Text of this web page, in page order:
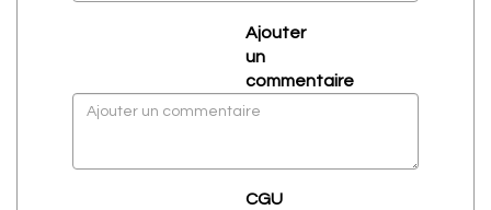
Ajouter
un
commentaire
CGU